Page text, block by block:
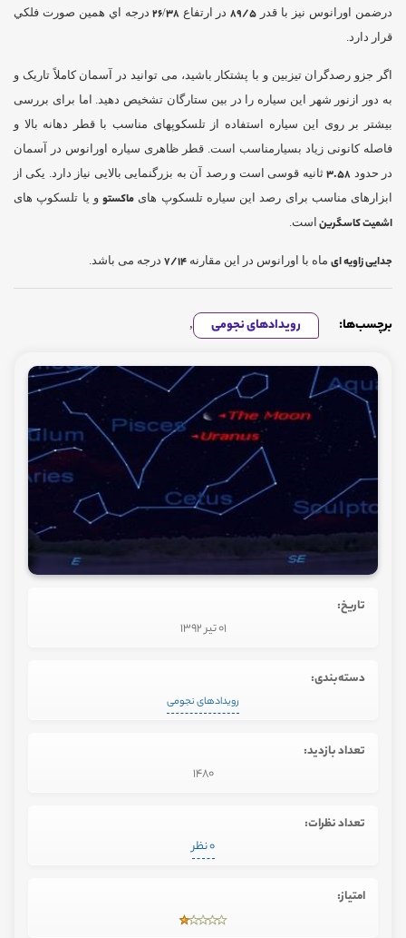
درضمن اورانوس نيز با قدر 89/5در ارتفاع 26/38
درجه اي همين صورت فلكي
قرار دارد.
اگر جزو رصدگران تیزبین و با پشتکار باشید، می توانید در آسمان کاملاً تاریک و
به دور ازنور شهر این سیاره را در بین ستارگان تشخیص دهید. اما برای بررسی
بیشتر بر روی این سیاره استفاده از تلسکوپهای مناسب با قطر دهانه بالا و
فاصله کانونی زیاد بسیارمناسب است. قطر ظاهری سیاره اورانوس در آسمان
در حدود 3.58ثانیه قوسی است و رصد آن به بزرگنمایی بالایی نیاز دارد. یکی از
ابزارهای مناسب برای رصد این سیاره تلسکوپ های ماکستو و یا تلسکوپ های
اشمیت کاسگرین است.
جدایی زاویه ای ماه با اورانوس در این مقارنه 7/14 درجه می باشد.
برچسب‌ها: رویدادهای نجومی ,
تاریخ:
01 تیر 1392
دسته‌بندی:
رویدادهای نجومی
تعداد بازدید:
1480
تعداد نظرات:
0 نظر
امتیاز: